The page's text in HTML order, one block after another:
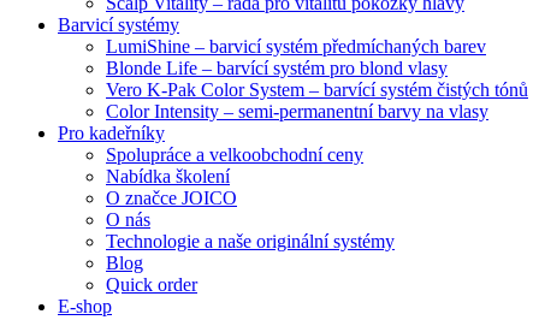
Barvicí systémy
LumiShine – barvicí systém předmíchaných barev
Blonde Life – barvící systém pro blond vlasy
Vero K-Pak Color System – barvící systém čistých tónů
Color Intensity – semi-permanentní barvy na vlasy
Pro kadeřníky
Spolupráce a velkoobchodní ceny
Nabídka školení
O značce JOICO
O nás
Technologie a naše originální systémy
Blog
Quick order
E-shop